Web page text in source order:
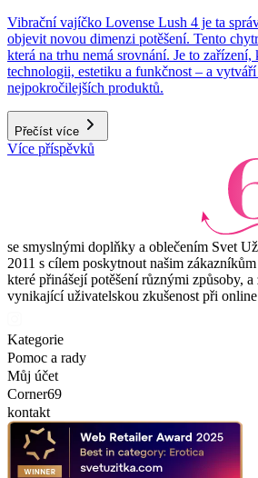
Vibrační vajíčko Lovense Lush 4 je ta
objevit novou dimenzi potěšení. Tento
která na trhu nemá srovnání. Je to zařízení,
technologii, estetiku a funkčnost – a
nejpokročilejších produktů.
Přečíst více
Více příspěvků
se smyslnými doplňky a oblečením Svet
2011 s cílem poskytnout našim
které přinášejí potěšení různými způsoby,
vynikající uživatelskou zkušenost při
Kategorie
Pomoc a rady
Můj účet
Corner69
kontakt